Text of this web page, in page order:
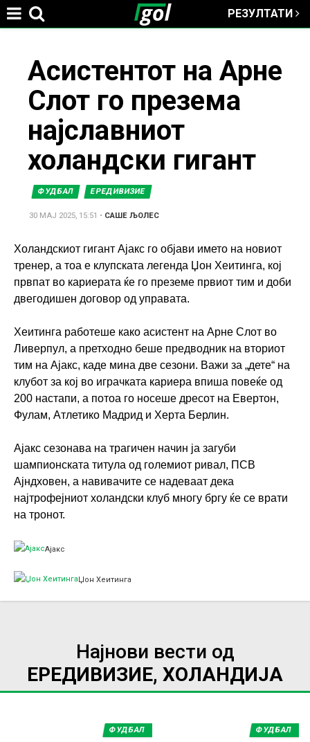
РЕЗУЛТАТИ
here
Асистентот на Арне
Слот го презема
најславниот
холандски гигант
ФУДБАЛ ЕРЕДИВИЗИЕ
30 МАЈ 2025, 15:51 • САШЕ ЉОЛЕС
Холандскиот гигант Ајакс го објави името на новиот
тренер, а тоа е клупската легенда Џон Хеитинга, кој
првпат во кариерата ќе го преземе првиот тим и доби
двегодишен договор од управата.
Хеитинга работеше како асистент на Арне Слот во
Ливерпул, а претходно беше предводник на вториот
тим на Ајакс, каде мина две сезони. Важи за „дете“ на
клубот за кој во играчката кариера впиша повеќе од
200 настапи, а потоа го носеше дресот на Евертон,
Фулам, Атлетико Мадрид и Херта Берлин.
Ајакс сезонава на трагичен начин ја загуби
шампионската титула од големиот ривал, ПСВ
Ајндховен, а навивачите се надеваат дека
најтрофејниот холандски клуб многу бргу ќе се врати
на тронот.
Ајакс
Џон Хеитинга
Најнови вести од
ЕРЕДИВИЗИЕ, ХОЛАНДИЈА
ФУДБАЛ ФУДБАЛ